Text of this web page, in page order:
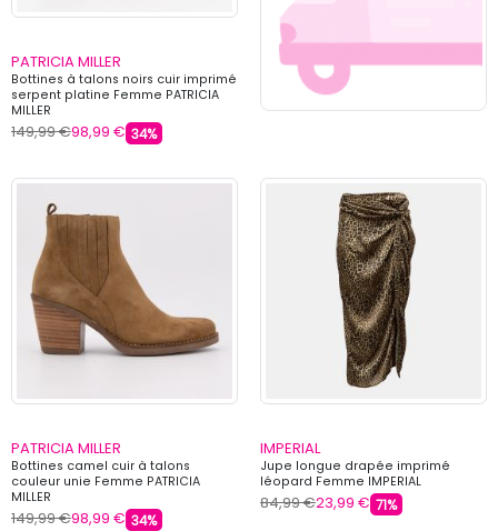
PATRICIA MILLER
Bottines à talons noirs cuir imprimé
serpent platine Femme PATRICIA
MILLER
149,99 €98,99 € 34%
PATRICIA MILLER
Bottines camel cuir à talons
couleur unie Femme PATRICIA
MILLER
149,99 €98,99 € 34%
IMPERIAL
Jupe longue drapée imprimé
léopard Femme IMPERIAL
84,99 €23,99 € 71%